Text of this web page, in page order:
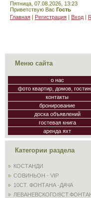
Пятница, 07.08.2026, 13:23
Приветствую Вас Гость
Главная | Регистрация | Вход |
Меню сайта
о нас
фото квартир, домов,
контакты
бронирование
доска объявлений
гостевая книга
аренда яхт
Категории раздела
КОСТАНДИ
СОВИНЬОН - VIP
10СТ. ФОНТАНА -ДАЧА
ЛЕВАНЕВСКОГО/